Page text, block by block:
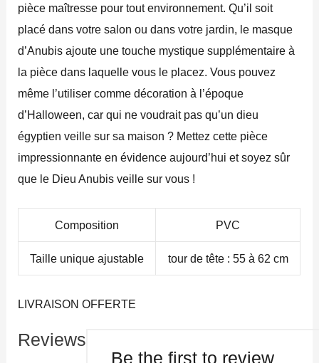
pièce maîtresse pour tout environnement. Qu’il soit
placé dans votre salon ou dans votre jardin, le masque
d’Anubis ajoute une touche mystique supplémentaire à
la pièce dans laquelle vous le placez. Vous pouvez
même l’utiliser comme décoration à l’époque
d’Halloween, car qui ne voudrait pas qu’un dieu
égyptien veille sur sa maison ? Mettez cette pièce
impressionnante en évidence aujourd’hui et soyez sûr
que le Dieu Anubis veille sur vous !
Composition PVC
Taille unique ajustable tour de tête : 55 à 62 cm
LIVRAISON OFFERTE
Reviews
Be the first to review